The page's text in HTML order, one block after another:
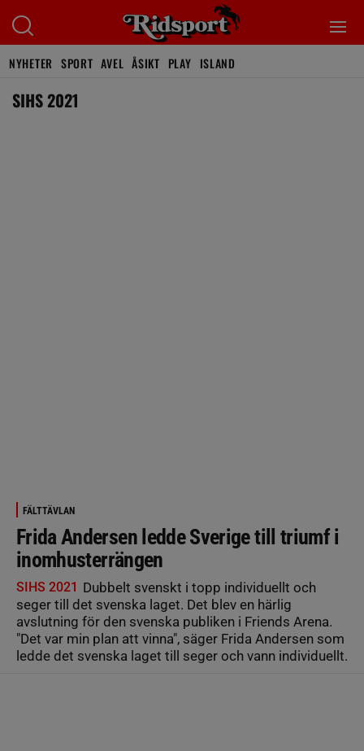
NYHETER SPORT AVEL ÅSIKT PLAY ISLAND
SIHS 2021
FÄLTTÄVLAN
Frida Andersen ledde Sverige till triumf i
inomhusterrängen
SIHS 2021 Dubbelt svenskt i topp individuellt och
seger till det svenska laget. Det blev en härlig
avslutning för den svenska publiken i Friends Arena.
"Det var min plan att vinna", säger Frida Andersen som
ledde det svenska laget till seger och vann individuellt.